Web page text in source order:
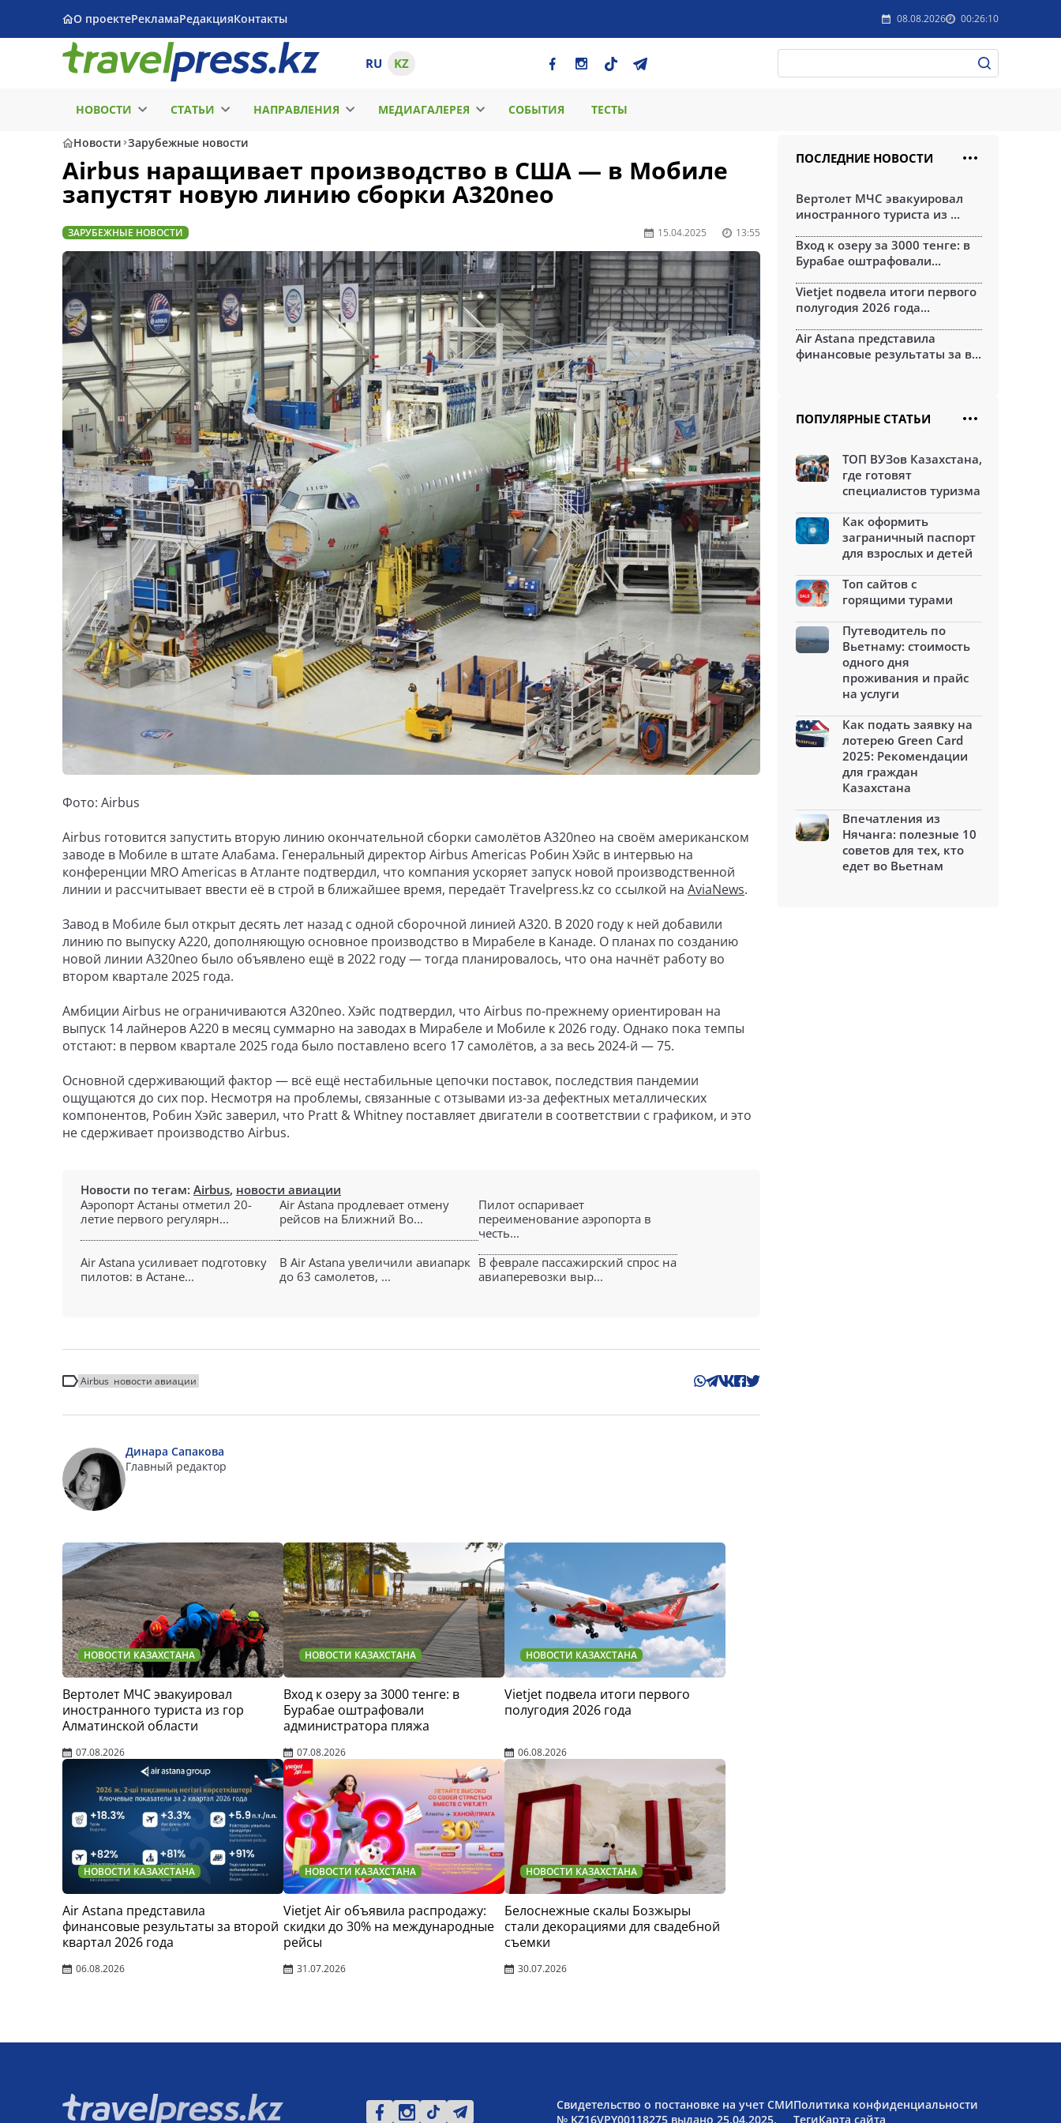
О проектеРекламаРедакцияКонтакты 08.08.2026 00:26:10
RU KZ
НОВОСТИ СТАТЬИ НАПРАВЛЕНИЯ МЕДИАГАЛЕРЕЯ СОБЫТИЯ ТЕСТЫ
Новости Зарубежные новости
Airbus наращивает производство в США — в Мобиле
запустят новую линию сборки A320neo
ЗАРУБЕЖНЫЕ НОВОСТИ 15.04.2025 13:55
Фото: Airbus
Airbus готовится запустить вторую линию окончательной сборки самолётов A320neo на своём американском
заводе в Мобиле в штате Алабама. Генеральный директор Airbus Americas Робин Хэйс в интервью на
конференции MRO Americas в Атланте подтвердил, что компания ускоряет запуск новой производственной
линии и рассчитывает ввести её в строй в ближайшее время, передаёт Travelpress.kz со ссылкой на AviaNews.
Завод в Мобиле был открыт десять лет назад с одной сборочной линией A320. В 2020 году к ней добавили
линию по выпуску A220, дополняющую основное производство в Мирабеле в Канаде. О планах по созданию
новой линии A320neo было объявлено ещё в 2022 году — тогда планировалось, что она начнёт работу во
втором квартале 2025 года.
Амбиции Airbus не ограничиваются A320neo. Хэйс подтвердил, что Airbus по-прежнему ориентирован на
выпуск 14 лайнеров A220 в месяц суммарно на заводах в Мирабеле и Мобиле к 2026 году. Однако пока темпы
отстают: в первом квартале 2025 года было поставлено всего 17 самолётов, а за весь 2024-й — 75.
Основной сдерживающий фактор — всё ещё нестабильные цепочки поставок, последствия пандемии
ощущаются до сих пор. Несмотря на проблемы, связанные с отзывами из-за дефектных металлических
компонентов, Робин Хэйс заверил, что Pratt & Whitney поставляет двигатели в соответствии с графиком, и это
не сдерживает производство Airbus.
Новости по тегам: Airbus, новости авиации
Аэропорт Астаны отметил 20-
летие первого регулярн...
Air Astana продлевает отмену
рейсов на Ближний Во...
Пилот оспаривает
переименование аэропорта в
честь...
Air Astana усиливает подготовку
пилотов: в Астане...
В Air Astana увеличили авиапарк
до 63 самолетов, ...
В феврале пассажирский спрос на
авиаперевозки выр...
Airbus новости авиации
Динара Сапакова
Главный редактор
НОВОСТИ КАЗАХСТАНА
Вертолет МЧС эвакуировал
иностранного туриста из гор
Алматинской области
07.08.2026
НОВОСТИ КАЗАХСТАНА
Вход к озеру за 3000 тенге: в
Бурабае оштрафовали
администратора пляжа
07.08.2026
НОВОСТИ КАЗАХСТАНА
Vietjet подвела итоги первого
полугодия 2026 года
06.08.2026
НОВОСТИ КАЗАХСТАНА
Air Astana представила
финансовые результаты за второй
квартал 2026 года
06.08.2026
НОВОСТИ КАЗАХСТАНА
Vietjet Air объявила распродажу:
скидки до 30% на международные
рейсы
31.07.2026
НОВОСТИ КАЗАХСТАНА
Белоснежные скалы Бозжыры
стали декорациями для свадебной
съемки
30.07.2026
ПОСЛЕДНИЕ НОВОСТИ
Вертолет МЧС эвакуировал
иностранного туриста из ...
Вход к озеру за 3000 тенге: в
Бурабае оштрафовали...
Vietjet подвела итоги первого
полугодия 2026 года...
Air Astana представила
финансовые результаты за в...
ПОПУЛЯРНЫЕ СТАТЬИ
ТОП ВУЗов Казахстана,
где готовят
специалистов туризма
Как оформить
заграничный паспорт
для взрослых и детей
Топ сайтов с
горящими турами
Путеводитель по
Вьетнаму: стоимость
одного дня
проживания и прайс
на услуги
Как подать заявку на
лотерею Green Card
2025: Рекомендации
для граждан
Казахстана
Впечатления из
Нячанга: полезные 10
советов для тех, кто
едет во Вьетнам
Свидетельство о постановке на учет СМИ
№ KZ16VPY00118275 выдано 25.04.2025.
Политика конфиденциальности
ТегиКарта сайта